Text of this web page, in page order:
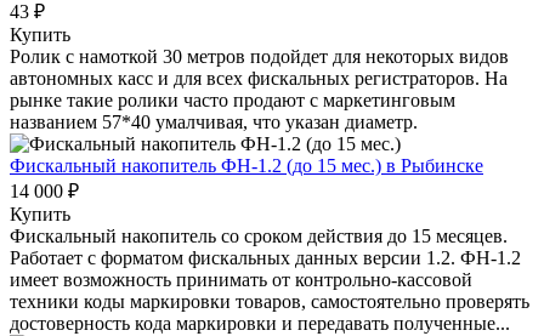
43 ₽
Купить
Ролик с намоткой 30 метров подойдет для некоторых видов
автономных касс и для всех фискальных регистраторов. На
рынке такие ролики часто продают с маркетинговым
названием 57*40 умалчивая, что указан диаметр.
Фискальный накопитель ФН-1.2 (до 15 мес.) в Рыбинске
14 000 ₽
Купить
Фискальный накопитель cо сроком действия до 15 месяцев.
Работает с форматом фискальных данных версии 1.2. ФН-1.2
имеет возможность принимать от контрольно-кассовой
техники коды маркировки товаров, самостоятельно проверять
достоверность кода маркировки и передавать полученные...